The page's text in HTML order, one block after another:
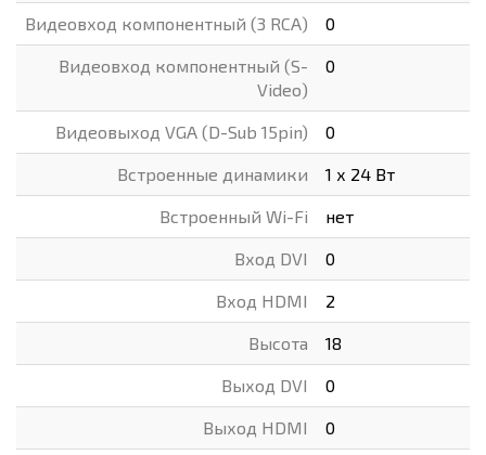
Видеовход компонентный (3 RCA) 0
Видеовход компонентный (S-
Video)
0
Видеовыход VGA (D-Sub 15pin) 0
Встроенные динамики 1 х 24 Вт
Встроенный Wi-Fi нет
Вход DVI 0
Вход HDMI 2
Высота 18
Выход DVI 0
Выход HDMI 0